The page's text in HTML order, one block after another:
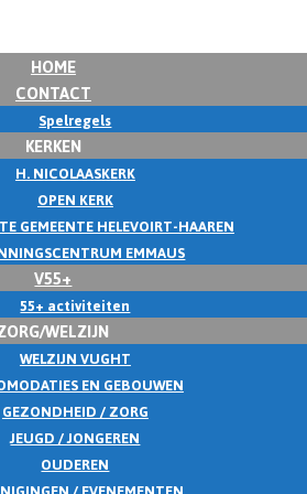
HOME
CONTACT
Spelregels
KERKEN
H. NICOLAASKERK
OPEN KERK
GEMEENTE HELEVOIRT-HAAREN
EMMAUS
V55+
55+ activiteiten
WELZIJN
WELZIJN VUGHT
EN GEBOUWEN
GEZONDHEID / ZORG
JEUGD / JONGEREN
OUDEREN